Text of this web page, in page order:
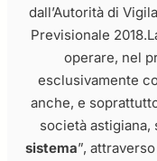
dall’Autorità di
Previsionale
operare, nel
esclusivamente
anche, e
società astigiana,
sistema”,